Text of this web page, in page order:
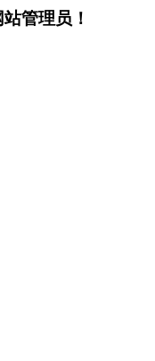
管理员！